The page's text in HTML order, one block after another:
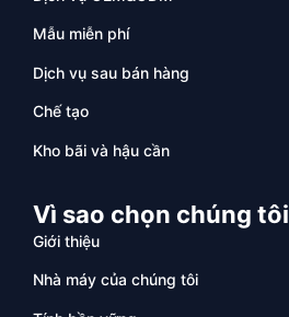
Mẫu miễn phí
Dịch vụ sau bán hàng
Chế tạo
Kho bãi và hậu cần
Vì sao chọn chúng tôi
Giới thiệu
Nhà máy của chúng tôi